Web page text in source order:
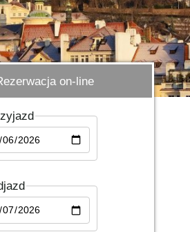
on-line